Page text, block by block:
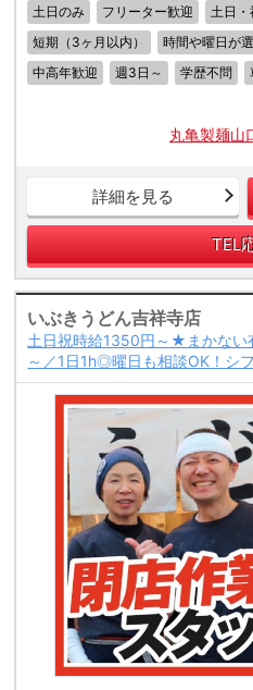
土日のみ フリーター歓迎 土日
短期（3ヶ月以内）
時間や曜日が
中高年歓迎
週3日～ 学歴不問
丸亀製麺山
詳細を見る
TEL
いぶきうどん吉祥寺店
土日祝時給1350円～★まかない
～／1日1h◎曜日も相談OK！シ